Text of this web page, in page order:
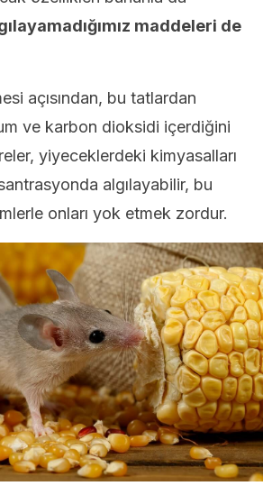
maddeleri de
açısından, bu tatlardan
ve karbon dioksidi içerdiğini
yiyeceklerdeki kimyasalları
algılayabilir, bu
onları yok etmek zordur.